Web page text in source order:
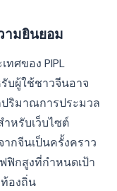
ามยินยอม
ศของ PIPL
บผู้ใช้ชาวจีนอาจ
ปริมาณการประมวล
หรับเว็บไซต์
กจีนเป็นครั้งคราว
ฟิกสูงที่กำหนดเป้า
องถิ่น